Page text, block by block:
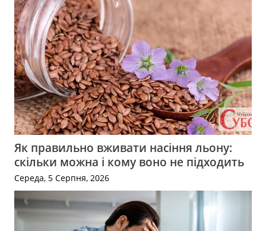
Як правильно вживати насіння льону:
скільки можна і кому воно не підходить
Середа, 5 Серпня, 2026